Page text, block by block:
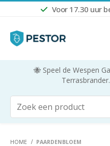
Voor 17.30 uur
🐝 Speel de Wespen
Terrasbrander.
HOME PAARDENBLOEM